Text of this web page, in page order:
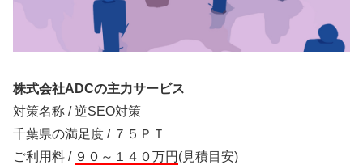
株式会社ADCの主力サービス
対策名称 / 逆SEO対策
千葉県の満足度 / ７５ＰＴ
ご利用料 / ９０～１４０万円 (見積目安)